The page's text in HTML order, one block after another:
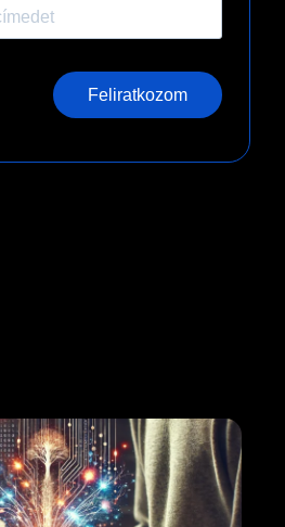
Feliratkozom